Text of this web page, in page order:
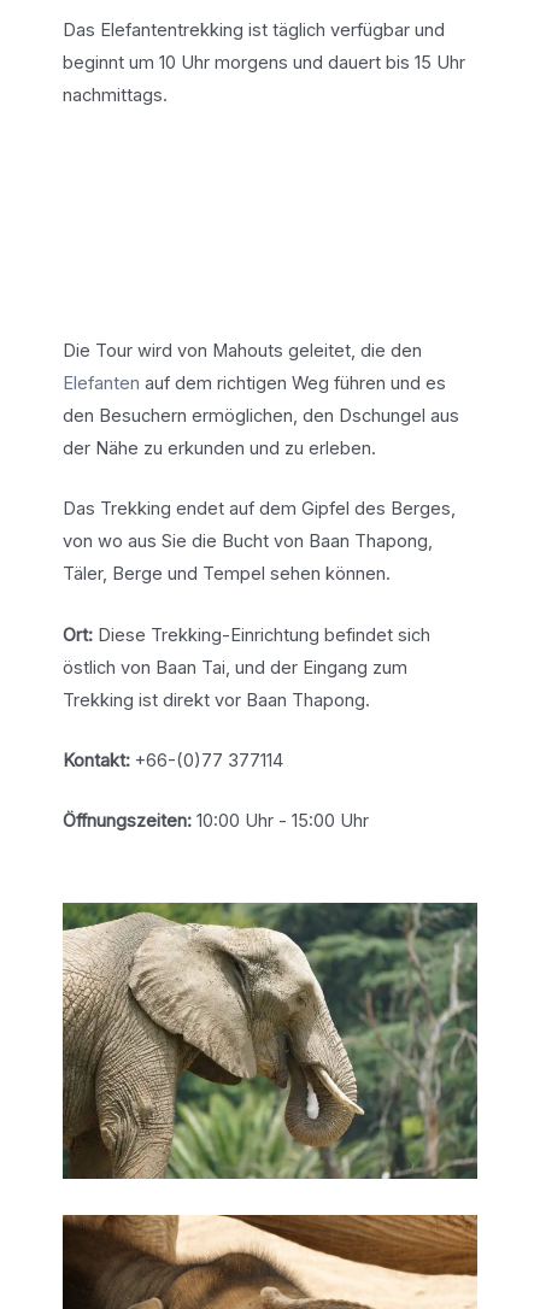
Das Elefantentrekking ist täglich verfügbar und
beginnt um 10 Uhr morgens und dauert bis 15 Uhr
nachmittags.
Die Tour wird von Mahouts geleitet, die den
Elefanten auf dem richtigen Weg führen und es
den Besuchern ermöglichen, den Dschungel aus
der Nähe zu erkunden und zu erleben.
Das Trekking endet auf dem Gipfel des Berges,
von wo aus Sie die Bucht von Baan Thapong,
Täler, Berge und Tempel sehen können.
Ort:Diese Trekking-Einrichtung befindet sich
östlich von Baan Tai, und der Eingang zum
Trekking ist direkt vor Baan Thapong.
Kontakt:+66-(0)77 377114
Öffnungszeiten:10:00 Uhr - 15:00 Uhr